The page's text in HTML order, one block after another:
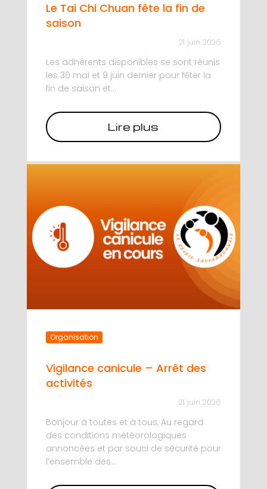
Le Tai Chi Chuan fête la fin de
saison
21 juin 2026
Les adhérents disponibles se sont réunis
les 30 mai et 9 juin dernier pour fêter la
fin de saison et...
Lire plus
Organisation
Vigilance canicule – Arrêt des
activités
21 juin 2026
Bonjour à toutes et à tous, Au regard
des conditions météorologiques
annoncées et par souci de sécurité pour
l’ensemble des...